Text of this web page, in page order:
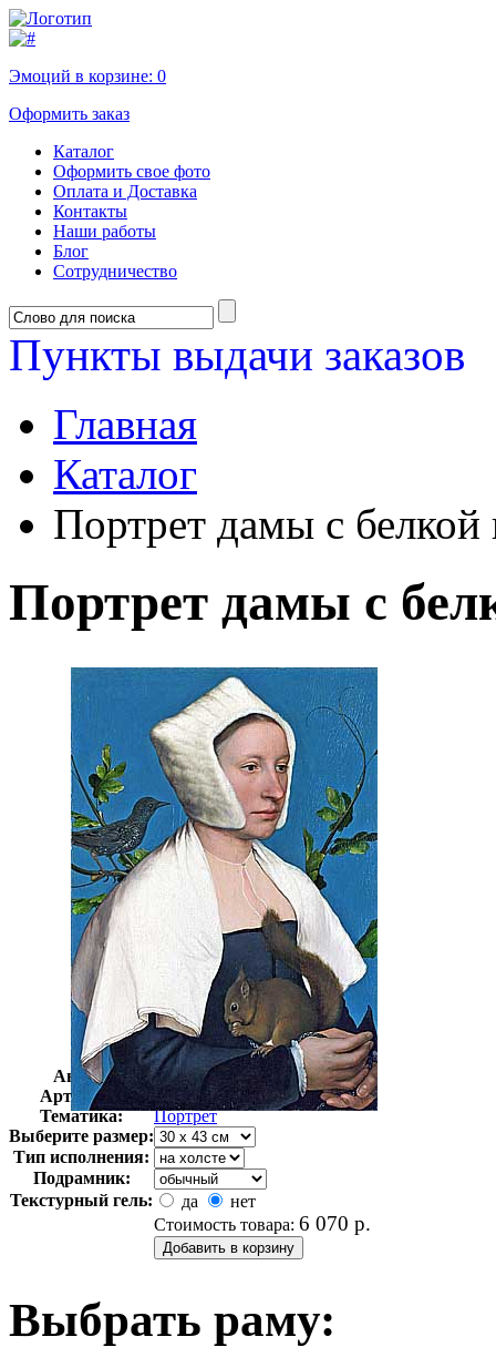
Эмоций в корзине: 0
Оформить заказ
Каталог
Оформить свое фото
Оплата и Доставка
Контакты
Наши работы
Блог
Сотрудничество
Пункты выдачи заказов
Главная
Каталог
Портрет дамы с
Портрет дамы с
Автор:
Гольбейн Ганс
Арт-стиль
Немецкая живопись
Тематика:
Портрет
Выберите размер:
Тип исполнения:
Подрамник:
Текстурный гель:
да
нет
Стоимость товара: 6 070 р.
Выбрать раму: